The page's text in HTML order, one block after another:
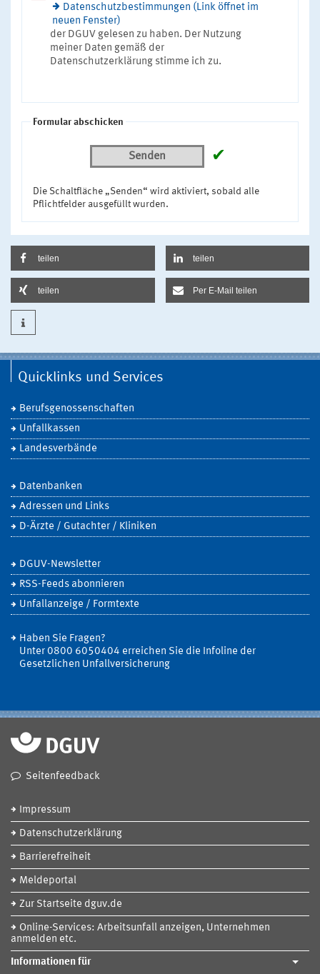
Datenschutzbestimmungen (Link öffnet im
neuen Fenster)
der DGUV gelesen zu haben. Der Nutzung
meiner Daten gemäß der
Datenschutzerklärung stimme ich zu.
Formular abschicken
Senden ✔
Die Schaltfläche „Senden“ wird aktiviert, sobald alle
Pflichtfelder ausgefüllt wurden.
teilen teilen
teilen Per E-Mail teilen
Quicklinks und Services
Berufsgenossenschaften
Unfallkassen
Landesverbände
Datenbanken
Adressen und Links
D-Ärzte / Gutachter / Kliniken
DGUV-Newsletter
RSS-Feeds abonnieren
Unfallanzeige / Formtexte
Haben Sie Fragen?
Unter 0800 6050404 erreichen Sie die Infoline der
Gesetzlichen Unfallversicherung
Seitenfeedback
Impressum
Datenschutzerklärung
Barrierefreiheit
Meldeportal
Zur Startseite dguv.de
Online-Services: Arbeitsunfall anzeigen, Unternehmen
anmelden etc.
Informationen für